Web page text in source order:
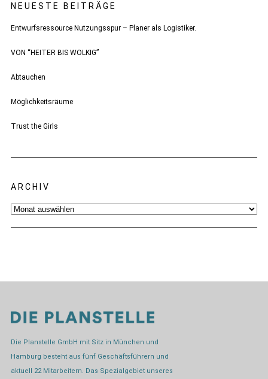
NEUESTE BEITRÄGE
Entwurfsressource Nutzungsspur – Planer als Logistiker.
VON “HEITER BIS WOLKIG”
Abtauchen
Möglichkeitsräume
Trust the Girls
ARCHIV
Archiv
Die Planstelle GmbH mit Sitz in München und
Hamburg besteht aus fünf Geschäftsführern und
aktuell 22 Mitarbeitern. Das Spezialgebiet unseres